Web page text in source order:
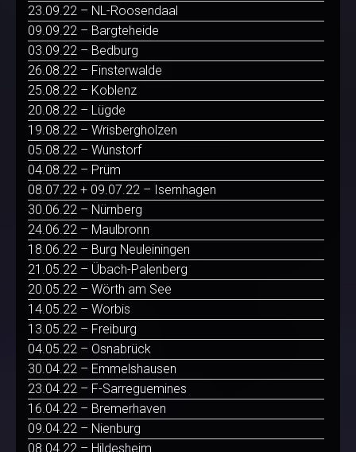
23.09.22 – NL-Roosendaal
09.09.22 – Bargteheide
03.09.22 – Bedburg
26.08.22 – Finsterwalde
25.08.22 – Koblenz
20.08.22 – Lügde
19.08.22 – Wrisbergholzen
05.08.22 – Wunstorf
04.08.22 – Prüm
08.07.22 + 09.07.22 – Isernhagen
30.06.22 – Nürnberg
24.06.22 – Maulbronn
18.06.22 – Burg Neuleiningen
21.05.22 – Übach-Palenberg
20.05.22 – Wörth am See
14.05.22 – Worbis
13.05.22 – Freiburg
04.05.22 – Osnabrück
30.04.22 – Emmelshausen
23.04.22 – F-Sarreguemines
16.04.22 – Bremerhaven
09.04.22 – Nienburg
08.04.22 – Hildesheim